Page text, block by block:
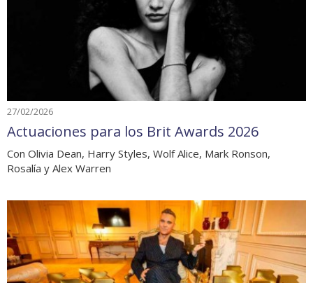
27/02/2026
Actuaciones para los Brit Awards 2026
Con Olivia Dean, Harry Styles, Wolf Alice, Mark Ronson,
Rosalía y Alex Warren